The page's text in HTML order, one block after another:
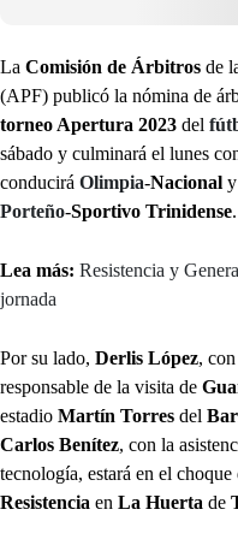
La Comisión de Árbitros de
(APF) publicó la nómina de
torneo Apertura 2023 del
sábado y culminará el lunes
conducirá Olimpia-Nacional y
Porteño-Sportivo Trinidense.
Lea más: Resistencia y
jornada
Por su lado, Derlis López,
responsable de la visita de
estadio Martín Torres del
Carlos Benítez, con la
tecnología, estará en el
Resistencia en La Huerta de